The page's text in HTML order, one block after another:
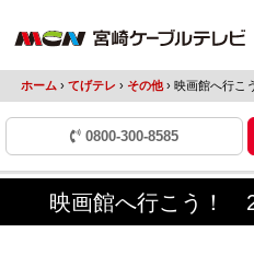
ホーム › てげテレ › その他 ›映画館へ行こ
0800-300-8585
映画館へ行こう！